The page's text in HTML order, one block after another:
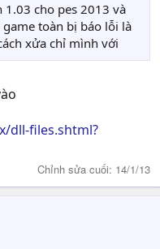
cho pes 2013 và
toàn bị báo lỗi là
xửa chỉ mình với
dll-files.shtml?
Chỉnh sửa cuối: 14/1/13